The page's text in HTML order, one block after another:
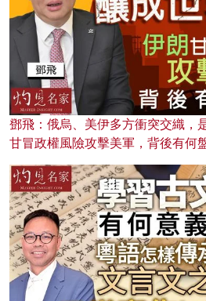
鄧飛：俄烏、美伊多方衝突交織，
甘冒政權風險攻擊美軍，背後有何